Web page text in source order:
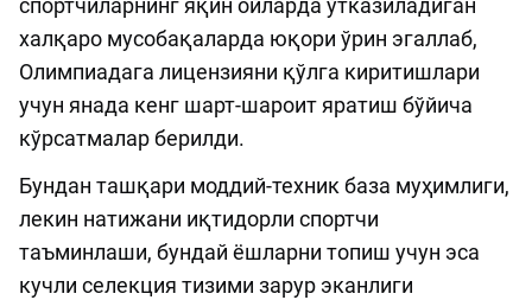
спортчиларнинг яқин ойларда ўтказиладиган
халқаро мусобақаларда юқори ўрин эгаллаб,
Олимпиадага лицензияни қўлга киритишлари
учун янада кенг шарт-шароит яратиш бўйича
кўрсатмалар берилди.
Бундан ташқари моддий-техник база муҳимлиги,
лекин натижани иқтидорли спортчи
таъминлаши, бундай ёшларни топиш учун эса
кучли селекция тизими зарур эканлиги